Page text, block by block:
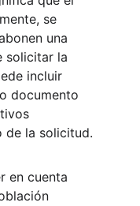
se
una
solicitar la
incluir
documento
de la solicitud.
en cuenta